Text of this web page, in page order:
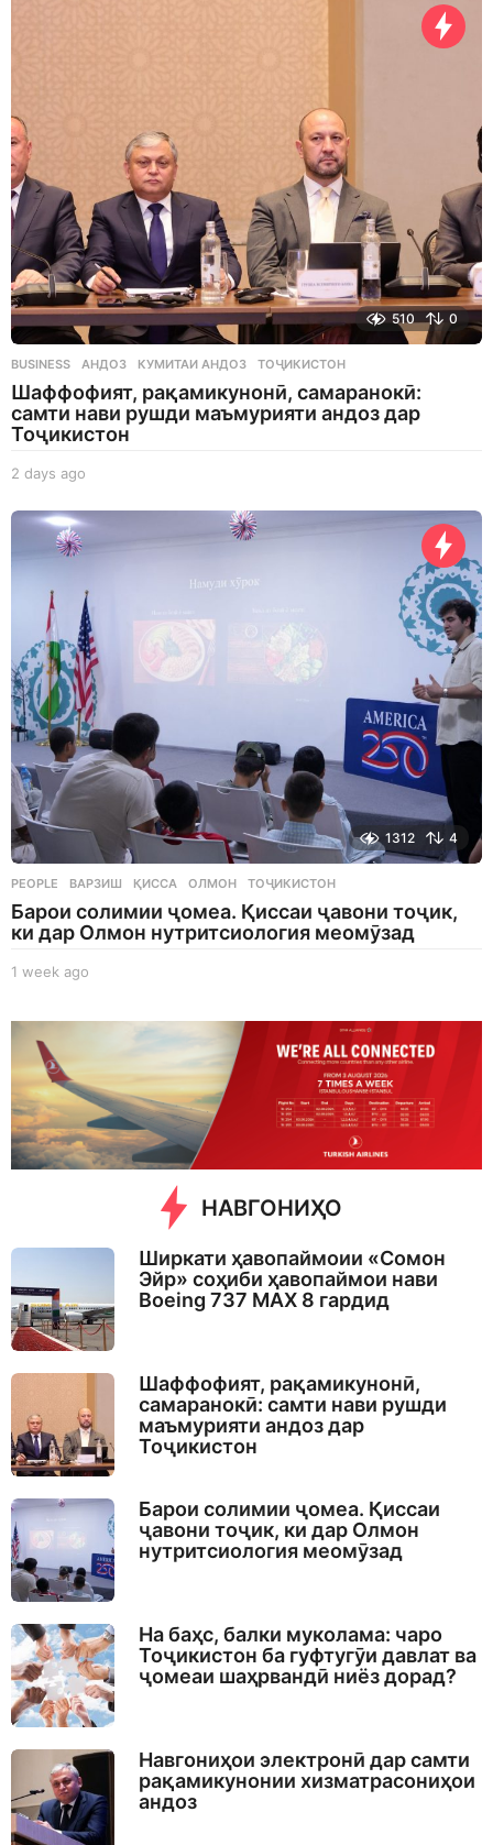
510 0
BUSINESS АНДОЗ ,КУМИТАИ АНДОЗ ,ТОҶИКИСТОН
Шаффофият, рақамикунонӣ, самаранокӣ:
самти нави рушди маъмурияти андоз дар
Тоҷикистон
2 days ago
a
g
o
1312 4
PEOPLE ВАРЗИШ ,ҚИССА ,ОЛМОН ,ТОҶИКИСТОН
Барои солимии ҷомеа. Қиссаи ҷавони тоҷик,
ки дар Олмон нутритсиология меомӯзад
1 week ago
g
o
НАВГОНИҲО
Ширкати ҳавопаймоии «Сомон
Эйр» соҳиби ҳавопаймои нави
Boeing 737 MAX 8 гардид
Шаффофият, рақамикунонӣ,
самаранокӣ: самти нави рушди
маъмурияти андоз дар
Тоҷикистон
Барои солимии ҷомеа. Қиссаи
ҷавони тоҷик, ки дар Олмон
нутритсиология меомӯзад
На баҳс, балки муколама: чаро
Тоҷикистон ба гуфтугӯи давлат ва
ҷомеаи шаҳрвандӣ ниёз дорад?
Навгониҳои электронӣ дар самти
рақамикунонии хизматрасониҳои
андоз